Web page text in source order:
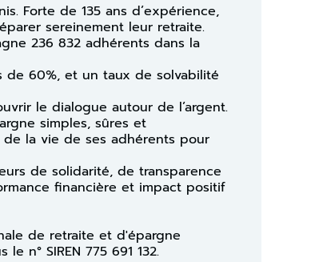
Forte de 135 ans d’expérience,
sereinement leur retraite.
236 832 adhérents dans la
de 60%, et un taux de solvabilité
le dialogue autour de l’argent.
simples, sûres et
la vie de ses adhérents pour
de solidarité, de transparence
financière et impact positif
de retraite et d'épargne
n° SIREN 775 691 132.